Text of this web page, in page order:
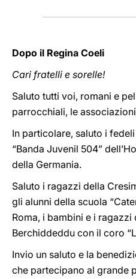
Dopo il Regina Coeli
Cari fratelli e sorelle!
Saluto tutti voi, romani e
parrocchiali, le
In particolare, saluto i
“Banda Juvenil 504”
della Germania.
Saluto i ragazzi della
gli alunni della scuola
Roma, i bambini e i
Berchiddeddu con il coro
Invio un saluto e la
che partecipano al grande